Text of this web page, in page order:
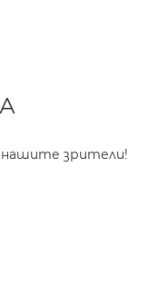
нашите зрители!